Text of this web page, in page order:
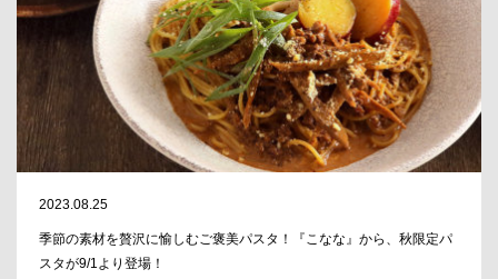
2023.08.25
季節の素材を贅沢に愉しむご褒美パスタ！『こなな』から、秋限定パ
スタが9/1より登場！